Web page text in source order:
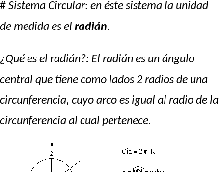
# Sistema Circular: en éste sistema la unidad
de medida es el radián.
¿Qué es el radián?: El radián es un ángulo
central que tiene como lados 2 radios de una
circunferencia, cuyo arco es igual al radio de la
circunferencia al cual pertenece.